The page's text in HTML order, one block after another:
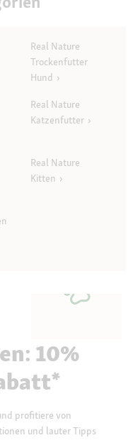
Real Nature
Trockenfutter
Hund
Real Nature
Katzenfutter
Real Nature
Kitten
10%
profitiere von
und lauter Tipps